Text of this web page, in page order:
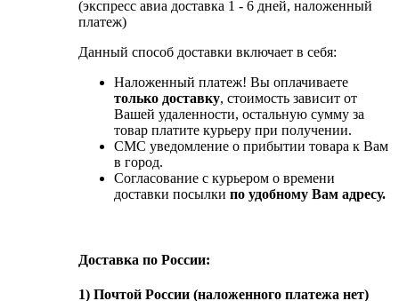
(экспресс авиа доставка 1 - 6 дней, наложенный
платеж)
Данный способ доставки включает в себя:
Наложенный платеж! Вы оплачиваете
только доставку, стоимость зависит от
Вашей удаленности, остальную сумму за
товар платите курьеру при получении.
СМС уведомление о прибытии товара к Вам
в город.
Согласование с курьером о времени
доставки посылки по удобному Вам адресу.
Доставка по России:
1) Почтой России (наложенного платежа нет)